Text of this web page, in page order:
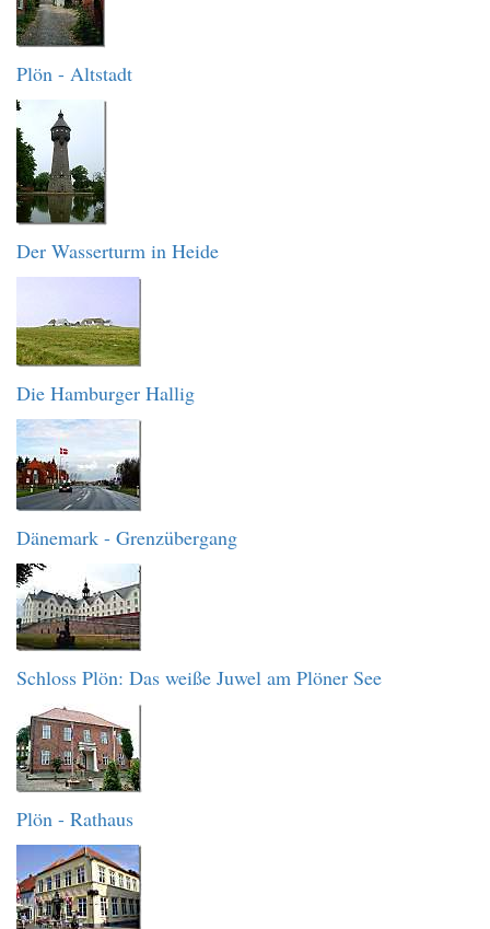
Plön - Altstadt
Der Wasserturm in Heide
Die Hamburger Hallig
Dänemark - Grenzübergang
Schloss Plön: Das weiße Juwel am Plöner See
Plön - Rathaus